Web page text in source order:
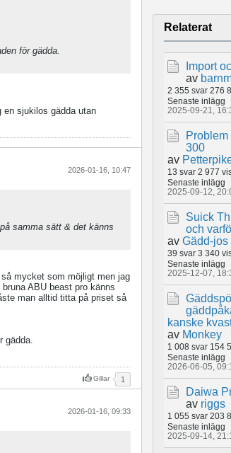
för gädda.
en sjukilos gädda utan
2026-01-16, 10:47
samma sätt & det känns
mycket som möjligt men jag
ABU beast pro känns
man alltid titta på priset så
gädda.
Gillar 1
2026-01-16, 09:33
Relaterat
Import
av
2 355 svar 276
Senaste inlägg
2025-09-21,
300
av
13 svar 2 977
Senaste inlägg
2025-09-12,
Suick
och
av Gädd-jos
39 svar 3 340
Senaste inlägg
2025-12-07,
kanske
av Monkey
1 008 svar 154
Senaste inlägg
2026-06-05,
Daiwa
av riggs
1 055 svar 203
Senaste inlägg
2025-09-14,